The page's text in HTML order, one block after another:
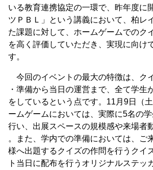
いる教育連携協定の一環で、昨年度に
ツＰＢＬ」という講義において、柏レ
た課題に対して、ホームゲームでのク
を高く評価していただき、実現に向け
す。
今回のイベントの最大の特徴は、ク
・準備から当日の運営まで、全て学生
をしているという点です。11月9日（
ームゲームにおいては、実際に5名の
行い、出展スペースの規模感や来場者
。また、学内での準備においては、ご
様へ出題するクイズの作問を行うクイ
ト当日に配布を行うオリジナルステッ